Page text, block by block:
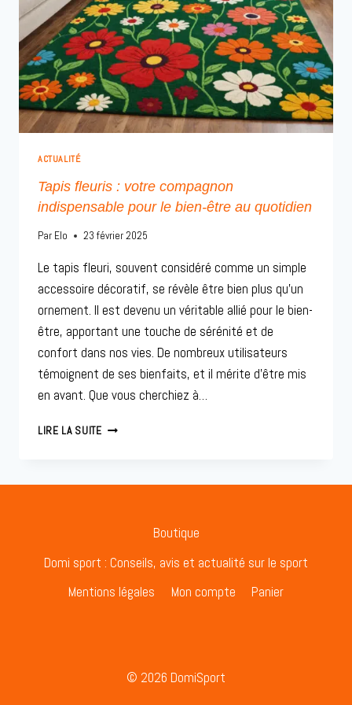
ACTUALITÉ
Tapis fleuris : votre compagnon
indispensable pour le bien-être au quotidien
Par Elo 23 février 2025
Le tapis fleuri, souvent considéré comme un simple
accessoire décoratif, se révèle être bien plus qu’un
ornement. Il est devenu un véritable allié pour le bien-
être, apportant une touche de sérénité et de
confort dans nos vies. De nombreux utilisateurs
témoignent de ses bienfaits, et il mérite d’être mis
en avant. Que vous cherchiez à…
LIRE LA SUITETAPIS
BIEN-
AU
Boutique
Domi sport : Conseils, avis et actualité sur le sport
Mentions légales
Mon compte Panier
© 2026 DomiSport